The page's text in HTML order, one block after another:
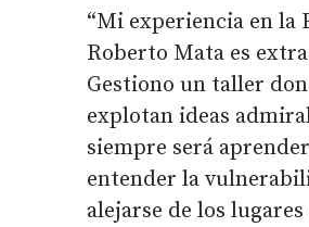
“Mi experiencia en la
Roberto Mata es
Gestiono un taller
explotan ideas
siempre será
entender la
alejarse de los